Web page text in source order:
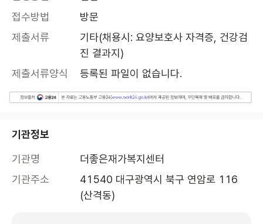
접수방법
방문
제출서류
기타(채용시: 요양보호사 자격증, 건강검
진 결과지)
제출서류양식
등록된 파일이 없습니다.
기관정보
기관명
더좋은재가복지센터
기관주소
41540 대구광역시 북구 연암로 116
(산격동)